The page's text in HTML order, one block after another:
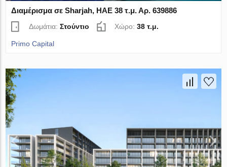
Διαμέρισμα σε Sharjah, ΗΑΕ 38 τ.μ. Αρ. 639886
Δωμάτια:Στούντιο Χώρο:38 τ.μ.
Primo Capital